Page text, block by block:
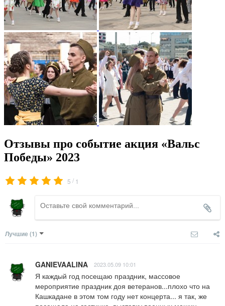
Отзывы про событие акция «Вальс
Победы» 2023
5 / 1
Лучшие (1)
GANIEVAALINA 2023.05.09 10:01
Я каждый год посещаю праздник, массовое
мероприятие праздник доя ветеранов...плохо что на
Кашкадане в этом том году нет концерта... я так, же